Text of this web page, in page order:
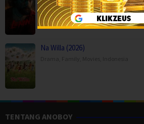
Action,Drama,Movies,Romance,India
Na Willa (2026)
TENTANG ANOBOY